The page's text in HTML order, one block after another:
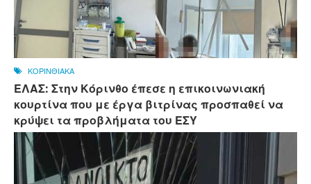
ΚΟΡΙΝΘΙΑΚΑ
ΕΛΑΣ: Στην Κόρινθο έπεσε η επικοινωνιακή
κουρτίνα που με έργα βιτρίνας προσπαθεί να
κρύψει τα προβλήματα του ΕΣΥ